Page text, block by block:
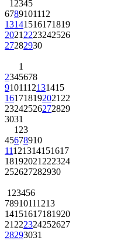
1 2345
6789101112
13141516171819
2021 2223242526
27282930
1
2345678
9101112131415
161718192021 22
23242526272829
3031
1 23
45678910
11121314151617
18192021 222324
252627282930
1 23456
78910111213
14151617181920
21 222324252627
28293031